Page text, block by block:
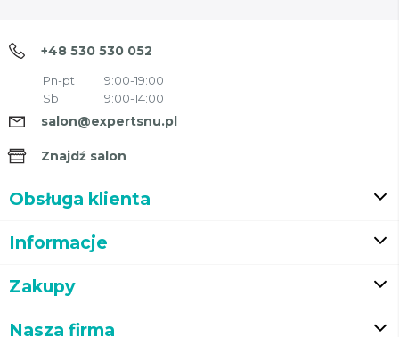
+48 530 530 052
Pn-pt
9:00-19:00
Sb
9:00-14:00
salon@expertsnu.pl
Znajdź salon
Obsługa klienta
Informacje
Zakupy
Nasza firma